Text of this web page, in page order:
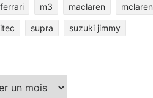
ferrari m3 maclaren mclaren
supra suzuki jimmy